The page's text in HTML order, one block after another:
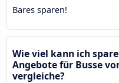
Bares sparen!
Wie viel kann ich
Angebote für Busse
vergleiche?